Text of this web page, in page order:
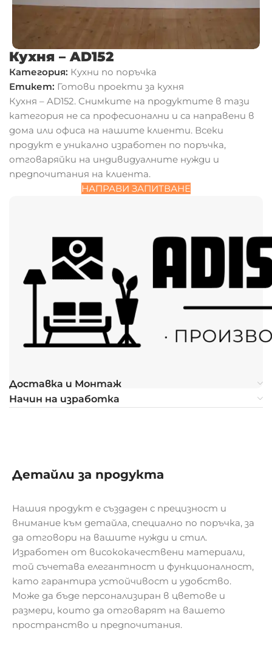
Кухня – AD152
Категория: Кухни по поръчка
Етикет: Готови проекти за кухня
Кухня – AD152. Снимките на продуктите в тази
категория не са професионални и са направени в
дома или офиса на нашите клиенти. Всеки
продукт е уникално изработен по поръчка,
отговаряйки на индивидуалните нужди и
предпочитания на клиента.
НАПРАВИ ЗАПИТВАНЕ
Доставка и Монтаж
Начин на изработка
Детайли за продукта
Нашия продукт е създаден с прецизност и
внимание към детайла, специално по поръчка, за
да отговори на вашите нужди и стил.
Изработен от висококачествени материали,
той съчетава елегантност и функционалност,
като гарантира устойчивост и удобство.
Може да бъде персонализиран в цветове и
размери, които да отговарят на вашето
пространство и предпочитания.